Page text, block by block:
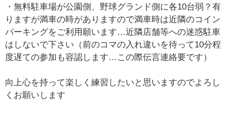
・無料駐車場が公園側、野球グランド側に各10台弱？有
りますが満車の時がありますので満車時は近隣のコイン
パーキングをご利用願います…近隣店舗等への迷惑駐車
はしないで下さい（前のコマの入れ違いを待って10分程
度遅ての参加も容認します…この際伝言連絡要です）
向上心を持って楽しく練習したいと思いますのでよろし
くお願いします